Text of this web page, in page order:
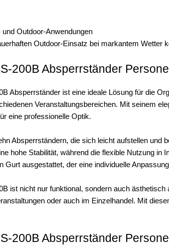
Outdoor-Anwendungen
Outdoor-Einsatz bei markantem Wetter
200B Absperrständer
Absperrständer ist eine ideale Lösung für die
Veranstaltungsbereichen. Mit seinem
eine professionelle Optik.
Absperrständern, die sich leicht aufstellen und
hohe Stabilität, während die flexible Nutzung in
Gurt ausgestattet, der eine individuelle
ist nicht nur funktional, sondern auch
oder auch im Einzelhandel. Mit
200B Absperrständer